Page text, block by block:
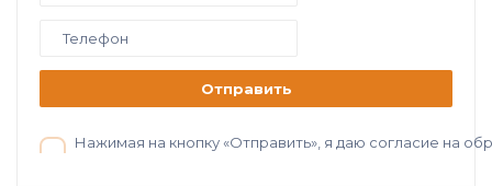
Отправить
Нажимая на кнопку «Отправить», я даю согласие на